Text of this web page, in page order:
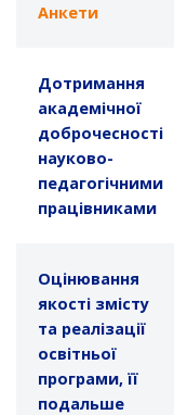
Анкети
Дотримання
академічної
доброчесності
науково-
педагогічними
працівниками
Оцінювання
якості змісту
та реалізації
освітньої
програми, її
подальше